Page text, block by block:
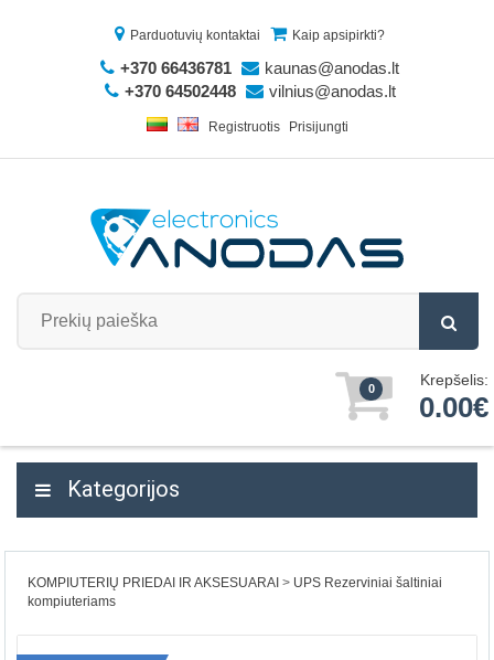
Parduotuvių kontaktai Kaip apsipirkti?
+370 66436781
kaunas@anodas.lt
+370 64502448
vilnius@anodas.lt
Registruotis Prisijungti
0 Krepšelis:
0.00€
Kategorijos
KOMPIUTERIŲ PRIEDAI IR AKSESUARAI
UPS Rezerviniai šaltiniai
kompiuteriams